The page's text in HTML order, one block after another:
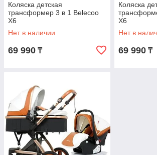
Коляска детская
трансформер 3 в 1 Belecoo
X6
Нет в наличии
69 990 ₸
Коляска
X6
Нет в
69 990 ₸